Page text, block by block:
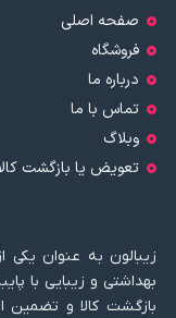
صفحه اصلی
فروشگاه
درباره ما
تماس با ما
وبلاگ
تعویض یا بازگشت
زیبالون به عنوان یکی
بازگشت کالا و تضمین